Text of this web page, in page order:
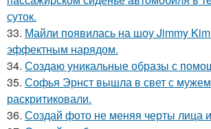
суток.
33. Майли появилась на шоу Jimmy
эффектным нарядом.
34. Создаю уникальные образы с
35. Софья Эрнст вышла в свет с
раскритиковали.
36. Создай фото не меняя черты лица